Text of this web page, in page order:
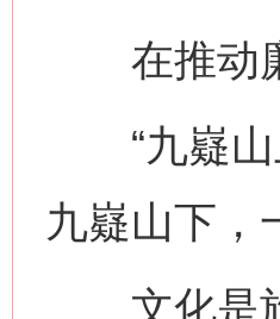
在推动廉
“九嶷山
九嶷山下，
文化是旅